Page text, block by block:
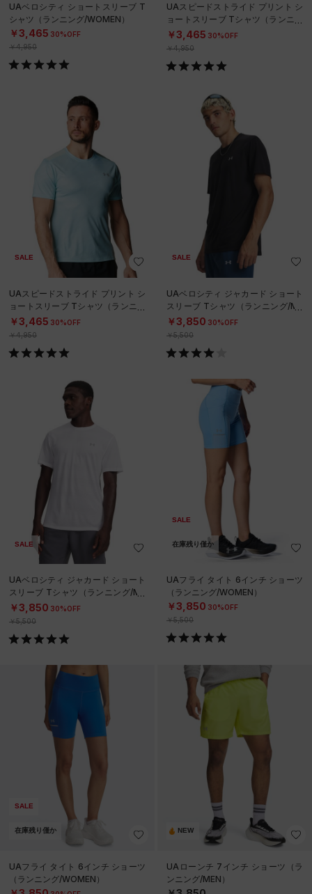
UAベロシティ ショートスリーブ T
シャツ（ランニング/WOMEN）
￥3,465 30%OFF
￥4,950
UAスピードストライド プリント シ
ョートスリーブ Tシャツ（ランニン
グ/MEN）
￥3,465 30%OFF
￥4,950
SALE
UAスピードストライド プリント シ
ョートスリーブ Tシャツ（ランニン
グ/MEN）
￥3,465 30%OFF
￥4,950
SALE
UAベロシティ ジャカード ショート
スリーブ Tシャツ（ランニング/ME
N）
￥3,850 30%OFF
￥5,500
SALE
UAベロシティ ジャカード ショート
スリーブ Tシャツ（ランニング/ME
N）
￥3,850 30%OFF
￥5,500
SALE
在庫残り僅か
UAフライ タイト 6インチ ショーツ
（ランニング/WOMEN）
￥3,850 30%OFF
￥5,500
SALE
在庫残り僅か
UAフライ タイト 6インチ ショーツ
（ランニング/WOMEN）
NEW
UAローンチ 7インチ ショーツ（ラ
ンニング/MEN）